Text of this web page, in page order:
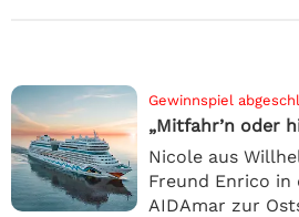
Gewinnspiel
„Mitfahr’n oder
Nicole aus
Freund Enrico in
AIDAmar zur